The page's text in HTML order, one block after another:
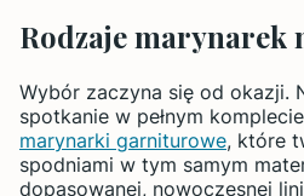
Rodzaje marynarek
Wybór zaczyna się od okazji.
spotkanie w pełnym
marynarki garniturowe, które
spodniami w tym samym
dopasowanej, nowoczesnej